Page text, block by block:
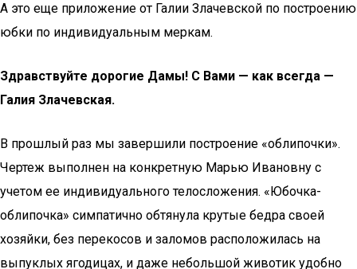
А это еще приложение от Галии Злачевской по построению
юбки по индивидуальным меркам.
Здравствуйте дорогие Дамы! С Вами — как всегда —
Галия Злачев­ская.
В прошлый раз мы завершили построение «облипочки».
Чертеж выполнен на конкретную Марью Ивановну с
учетом ее индивидуального телосложения. «Юбочка-
облипочка» симпатично обтянула крутые бедра своей
хозяйки, без перекосов и заломов расположилась на
выпуклых ягодицах, и даже небольшой животик удобно